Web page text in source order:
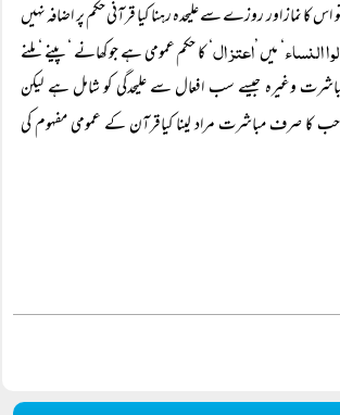
اس کا نماز اور روزے سے علیحدہ رہنا کیا قرآنی حکم پر اضافہ نہیں
النساء ‘ میں ’اعتزال‘ کا حکم عمومی ہے جو کھانے ‘ پینے ‘ ملنے
مباشرت وغیرہ جیسے سب افعال سے علیحدگی کو شامل ہے لیکن
کا صرف مباشرت مراد لینا کیاقرآن کے عمومی مفہوم کی